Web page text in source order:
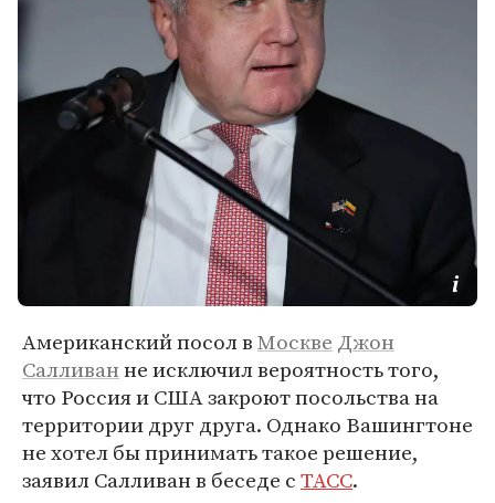
Американский посол вМоскве Джон
Салливанне исключил вероятность того,
что Россия и США закроют посольства на
территории друг друга. Однако Вашингтоне
не хотел бы принимать такое решение,
заявил Салливан в беседе сТАСС.